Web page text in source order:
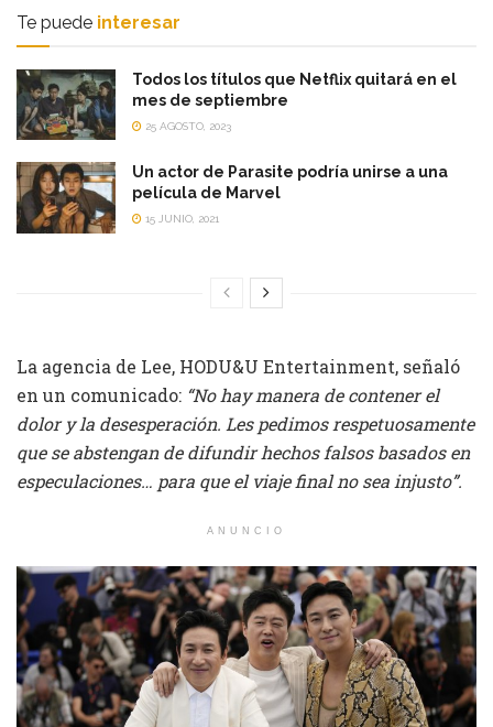
Te puede interesar
Todos los títulos que Netflix quitará en el
mes de septiembre
25 AGOSTO, 2023
Un actor de Parasite podría unirse a una
película de Marvel
15 JUNIO, 2021
La agencia de Lee, HODU&U Entertainment, señaló
en un comunicado: “No hay manera de contener el
dolor y la desesperación. Les pedimos respetuosamente
que se abstengan de difundir hechos falsos basados en
especulaciones… para que el viaje final no sea injusto”.
ANUNCIO